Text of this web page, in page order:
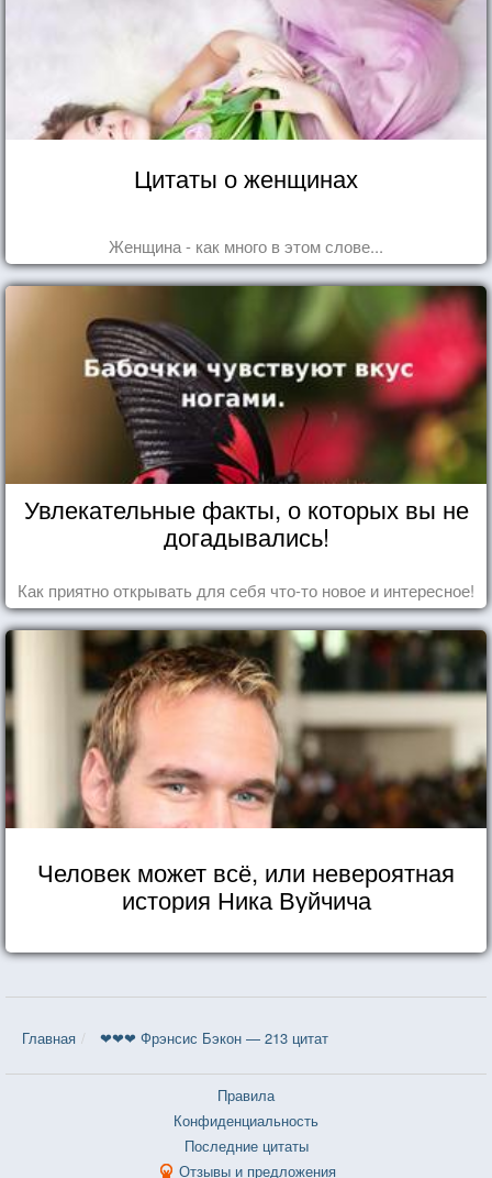
Цитаты о женщинах
Женщина - как много в этом слове...
Увлекательные факты, о которых вы не
догадывались!
Как приятно открывать для себя что-то новое и интересное!
Человек может всё, или невероятная
история Ника Вуйчича
Главная ❤❤❤ Фрэнсис Бэкон — 213 цитат
Правила
Конфиденциальность
Последние цитаты
Отзывы и предложения